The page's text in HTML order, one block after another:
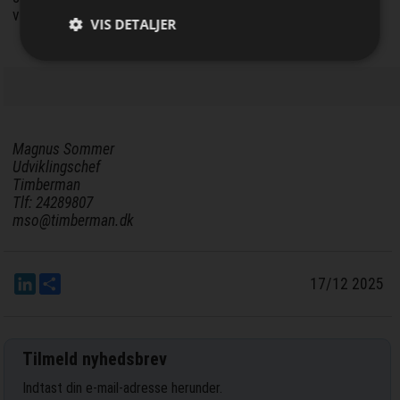
vedholdenhed.
Magnus Sommer
Udviklingschef
Timberman
Tlf: 24289807
mso@timberman.dk
LinkedIn 17/12 2025
Tilmeld nyhedsbrev
Indtast din e-mail-adresse herunder.
VIS DETALJER